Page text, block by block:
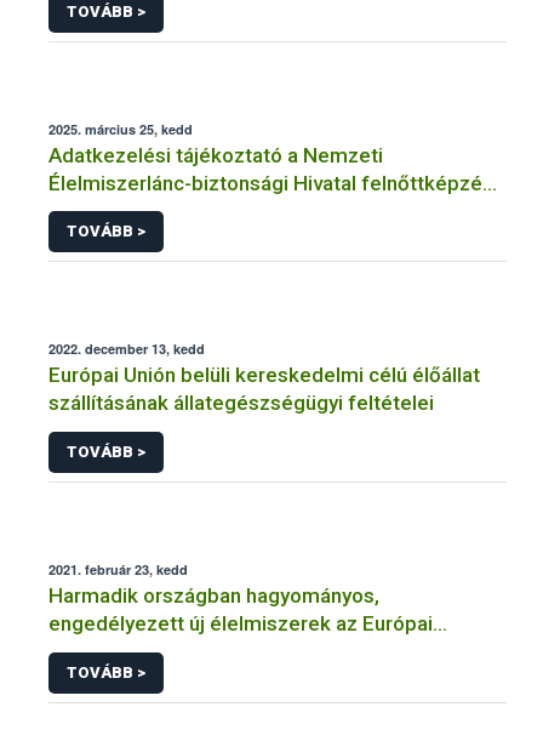
TOVÁBB >
2025. március 25, kedd
Adatkezelési tájékoztató a Nemzeti
Élelmiszerlánc-biztonsági Hivatal felnőttképzési
tevékenységéhez kapcsolódó adatkezeléséhez
TOVÁBB >
2022. december 13, kedd
Európai Unión belüli kereskedelmi célú élőállat
szállításának állategészségügyi feltételei
TOVÁBB >
2021. február 23, kedd
Harmadik országban hagyományos,
engedélyezett új élelmiszerek az Európai
Unióban
TOVÁBB >